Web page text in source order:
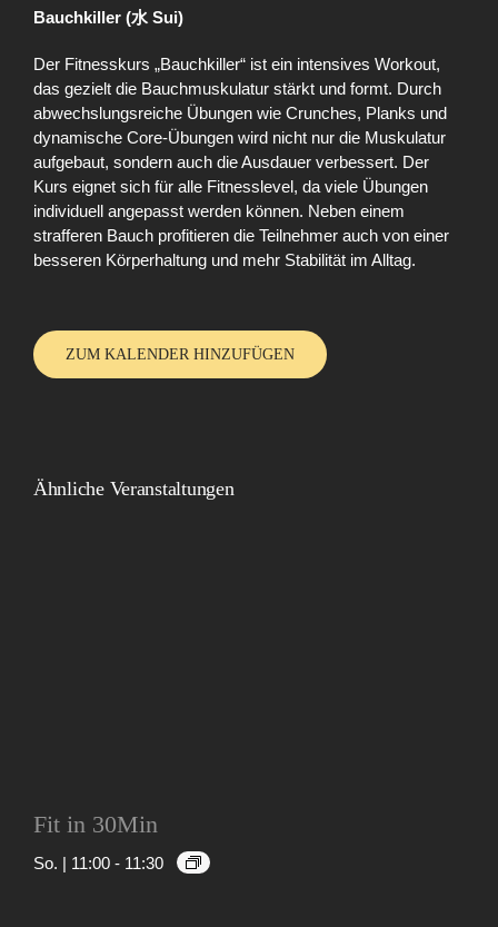
Bauchkiller (水 Sui)
Der Fitnesskurs „Bauchkiller“ ist ein intensives Workout,
das gezielt die Bauchmuskulatur stärkt und formt. Durch
abwechslungsreiche Übungen wie Crunches, Planks und
dynamische Core-Übungen wird nicht nur die Muskulatur
aufgebaut, sondern auch die Ausdauer verbessert. Der
Kurs eignet sich für alle Fitnesslevel, da viele Übungen
individuell angepasst werden können. Neben einem
strafferen Bauch profitieren die Teilnehmer auch von einer
besseren Körperhaltung und mehr Stabilität im Alltag.
ZUM KALENDER HINZUFÜGEN
Ähnliche Veranstaltungen
Fit in 30Min
So. | 11:00 - 11:30